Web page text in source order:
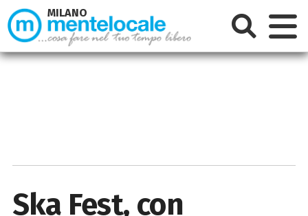
Ska Fest, con
MILANO